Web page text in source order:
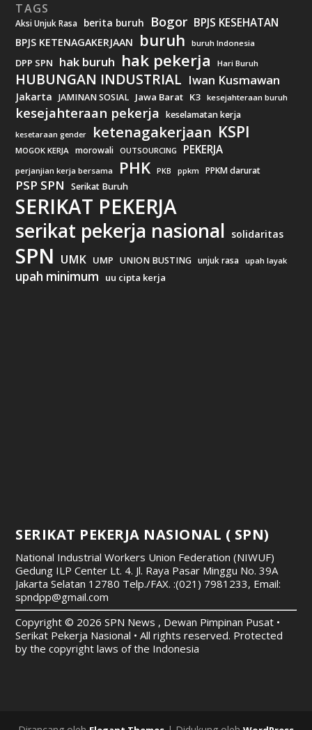
TAGS
Aksi Unjuk Rasa berita buruh Bogor BPJS KESEHATAN
BPJS KETENAGAKERJAAN buruh buruh Indonesia
DPP SPN hak buruh hak pekerja Hari Buruh
HUBUNGAN INDUSTRIAL Iwan Kusmawan
Jakarta JAMINAN SOSIAL Jawa Barat K3 kesejahteraan buruh
kesejahteraan pekerja keselamatan kerja
kesetaraan gender ketenagakerjaan KSPI
MOGOK KERJA morowali OUTSOURCING PEKERJA
perjanjian kerja bersama PHK PKB ppkm PPKM darurat
PSP SPN Serikat Buruh
SERIKAT PEKERJA
serikat pekerja nasional solidaritas
SPN UMK UMP UNION BUSTING unjuk rasa upah layak
upah minimum uu cipta kerja
SERIKAT PEKERJA NASIONAL ( SPN)
National Industrial Workers Union Federation (NIWUF)
Gedung ILP Center Lt. 4. Jl. Raya Pasar Minggu No. 39A
Jakarta Selatan 12780 Telp./FAX. :(021) 7981233, Email:
spndpp@gmail.com
Copyright © 2026 SPN News , Dewan Pimpinan Pusat •
Serikat Pekerja Nasional • All rights reserved. Protected
by the copyright laws of the Indonesia